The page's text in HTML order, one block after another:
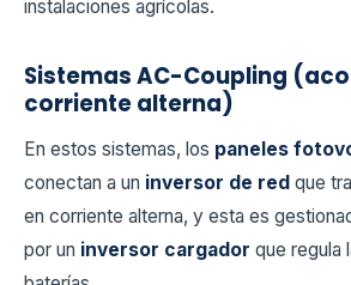
instalaciones agrícolas.
Sistemas AC-Coupling
corriente alterna)
En estos sistemas, los paneles
conectan a un inversor de red que
en corriente alterna, y esta es
por un inversor cargador que regula